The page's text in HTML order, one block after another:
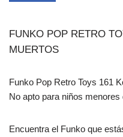
FUNKO POP RETRO
MUERTOS
Funko Pop Retro Toys 161
No apto para niños
Encuentra el Funko que